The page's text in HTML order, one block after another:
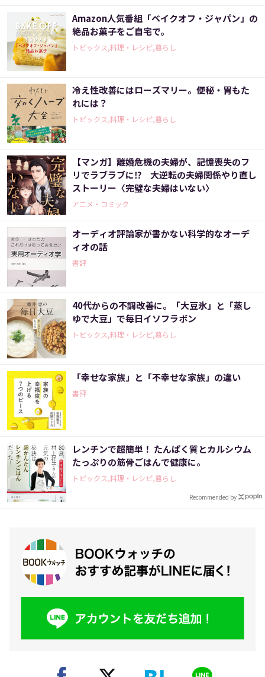
Amazon人気番組「ベイクオフ・ジャパン」の
絶品お菓子をご自宅で。
トピックス,料理・レシピ,暮らし
冷え性改善にはローズマリー。便秘・胃もた
れには？
トピックス,料理・レシピ,暮らし
【マンガ】離婚危機の夫婦が、記憶喪失のフ
リでラブラブに⁉ 大逆転の夫婦関係やり直し
ストーリー〈完璧な夫婦はいない〉
アニメ・コミック
オーディオ評論家が書かない科学的なオーデ
ィオの話
書評
40代からの不調改善に。「大豆氷」と「蒸し
ゆで大豆」で毎日イソフラボン
トピックス,料理・レシピ,暮らし
「幸せな家族」と「不幸せな家族」の違い
書評
レンチンで超簡単！ たんぱく質とカルシウム
たっぷりの筋骨ごはんで健康に。
トピックス,料理・レシピ,暮らし
Recommended by